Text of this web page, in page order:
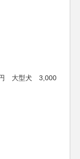
円 大型犬 3,000